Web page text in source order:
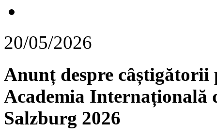
20/05/2026
Anunț despre
Academia Internațională
Salzburg 2026